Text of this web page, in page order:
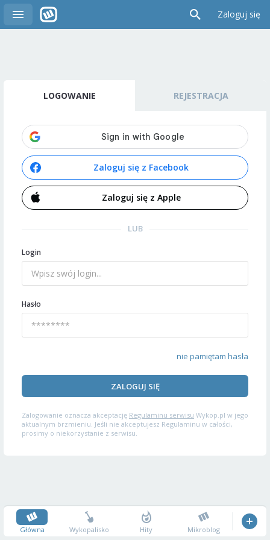
Zaloguj się
LOGOWANIE REJESTRACJA
Zaloguj się z Facebook
Zaloguj się z Apple
LUB
Login
Hasło
nie pamiętam hasła
ZALOGUJ SIĘ
Zalogowanie oznacza akceptację Regulaminu serwisu Wykop.pl w jego
aktualnym brzmieniu. Jeśli nie akceptujesz Regulaminu w całości,
prosimy o niekorzystanie z serwisu.
Główna Wykopalisko Hity Mikroblog